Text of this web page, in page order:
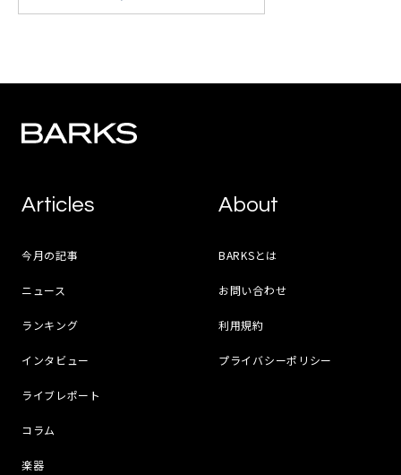
Articles
今月の記事
ニュース
ランキング
インタビュー
ライブレポート
コラム
楽器
About
BARKSとは
お問い合わせ
利用規約
プライバシーポリシー